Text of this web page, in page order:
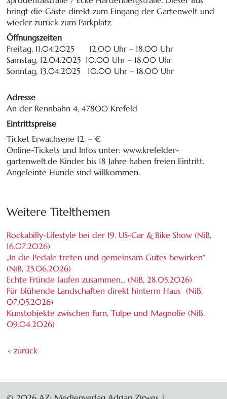
bringt die Gäste direkt zum Eingang der Gartenwelt und
wieder zurück zum Parkplatz.
Öffnungszeiten
Freitag, 11.04.2025 12.00 Uhr – 18.00 Uhr
Samstag, 12.04.2025 10.00 Uhr – 18.00 Uhr
Sonntag, 13.04.2025 10.00 Uhr – 18.00 Uhr
Adresse
An der Rennbahn 4, 47800 Krefeld
Eintrittspreise
Ticket Erwachsene 12, – €
Online-Tickets und Infos unter: www.krefelder-
gartenwelt.de Kinder bis 18 Jahre haben freien Eintritt.
Angeleinte Hunde sind willkommen.
Weitere Titelthemen
Rockabilly-Lifestyle bei der 19. US-Car & Bike Show (NiB,
16.07.2026)
„In die Pedale treten und gemeinsam Gutes bewirken“
(NiB,25.06.2026)
Echte Fründe laufen zusammen... (NiB,28.05.2026)
Für blühende Landschaften direkt hinterm Haus (NiB,
07.05.2026)
Kunstobjekte zwischen Farn, Tulpe und Magnolie (NiB,
09.04.2026)
« zurück